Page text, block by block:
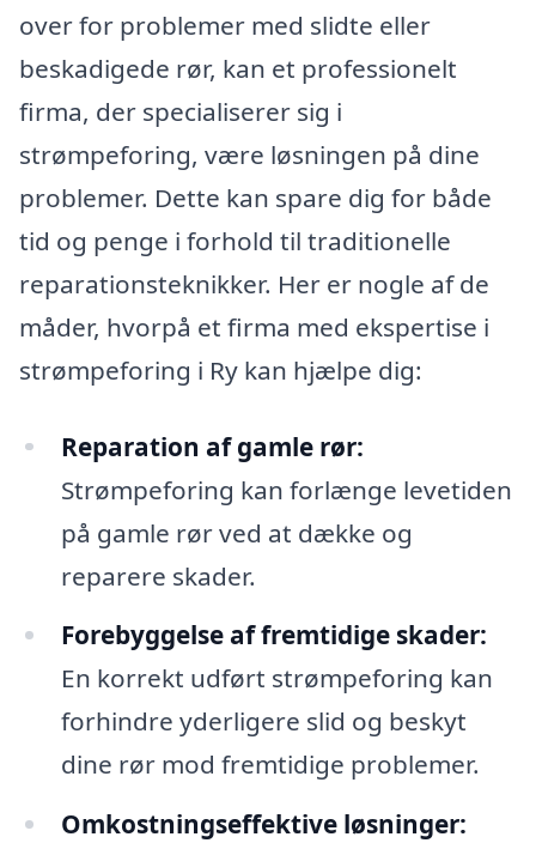
over for problemer med slidte eller
beskadigede rør, kan et professionelt
firma, der specialiserer sig i
strømpeforing, være løsningen på dine
problemer. Dette kan spare dig for både
tid og penge i forhold til traditionelle
reparationsteknikker. Her er nogle af de
måder, hvorpå et firma med ekspertise i
strømpeforing i Ry kan hjælpe dig:
Reparation af gamle rør:
Strømpeforing kan forlænge levetiden
på gamle rør ved at dække og
reparere skader.
Forebyggelse af fremtidige skader:
En korrekt udført strømpeforing kan
forhindre yderligere slid og beskyt
dine rør mod fremtidige problemer.
Omkostningseffektive løsninger: